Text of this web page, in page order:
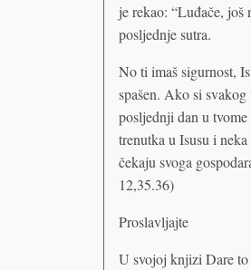
je rekao: “Luđače, još
posljednje sutra.
No ti imaš sigurnost,
spašen. Ako si
posljednji dan u
trenutka u Isusu i
čekaju svoga
12,35.36)
Proslavljajte
U svojoj knjizi Dare to